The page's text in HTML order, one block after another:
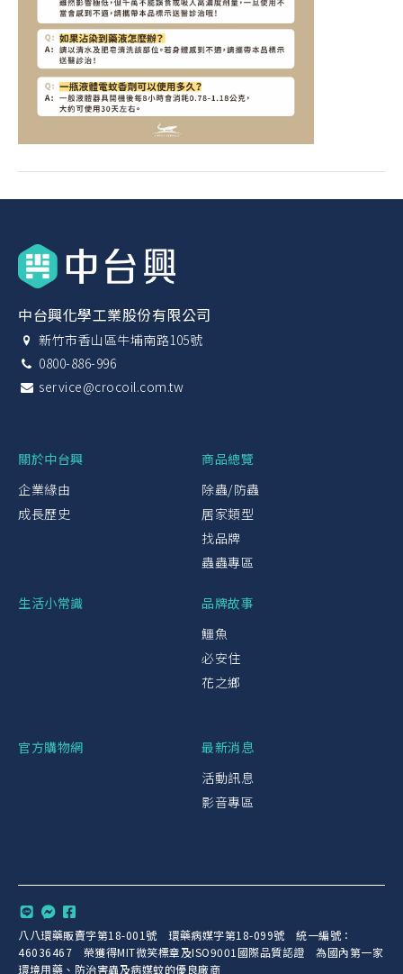
中台興化學工業股份有限公司
新竹市香山區牛埔南路105號
0800-886-996
service@crocoil.com.tw
關於中台興
企業緣由
成長歷史
商品總覽
除蟲/防蟲
居家類型
找品牌
蟲蟲專區
生活小常識
品牌故事
鱷魚
必安住
花之鄉
官方購物網
最新消息
活動訊息
影音專區
八八環藥販賣字第18-001號 環藥病媒字第18-099號 統一編號：
46036467 榮獲得MIT微笑標章及ISO9001國際品質認證 為國內第一家
環境用藥、防治害蟲及病媒蚊的優良廠商